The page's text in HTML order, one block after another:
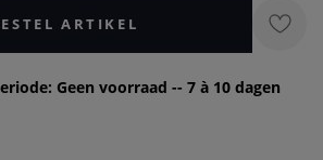
ARTIKEL
Geen voorraad -- 7 à 10 dagen